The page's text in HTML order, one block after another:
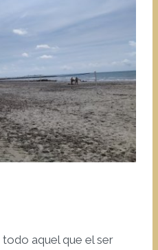
aquel que el ser